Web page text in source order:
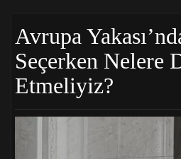
Avrupa
Seçerken Nelere
Etmeliyiz?